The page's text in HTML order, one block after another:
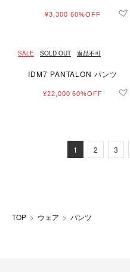
¥3,300 60%OFF
SALE SOLD OUT 返品不可
IDM7 PANTALON パンツ
¥22,000 60%OFF
1 2 3
TOP ウェア パンツ